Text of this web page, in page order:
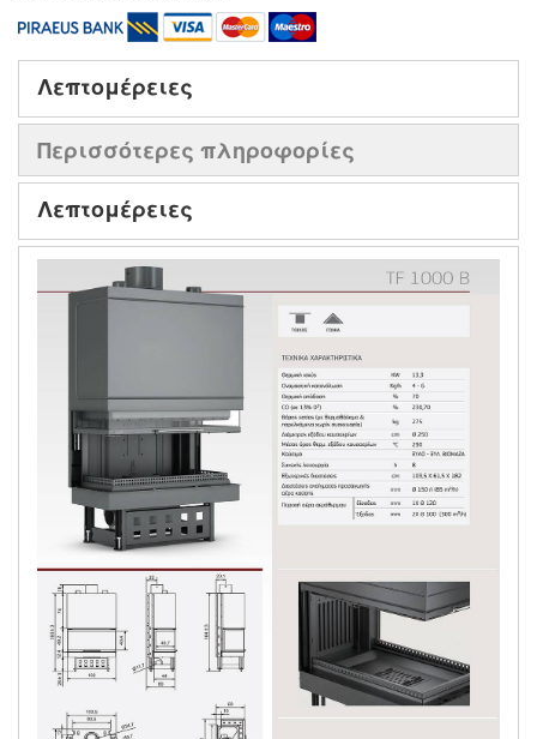
Λεπτομέρειες
Περισσότερες πληροφορίες
Λεπτομέρειες